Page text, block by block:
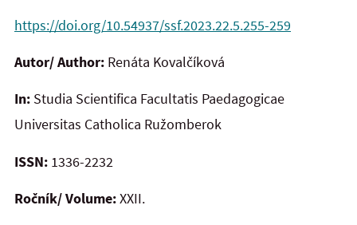
https://doi.org/10.54937/ssf.2023.22.5.255-259
Autor/ Author: Renáta Kovalčíková
In: Studia Scientifica Facultatis Paedagogicae
Universitas Catholica Ružomberok
ISSN: 1336-2232
Ročník/ Volume:XXII.